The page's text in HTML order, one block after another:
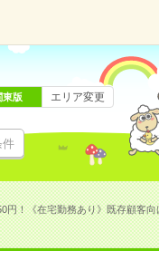
件
東版 エリア変更
円！《在宅勤務あり》既存顧客